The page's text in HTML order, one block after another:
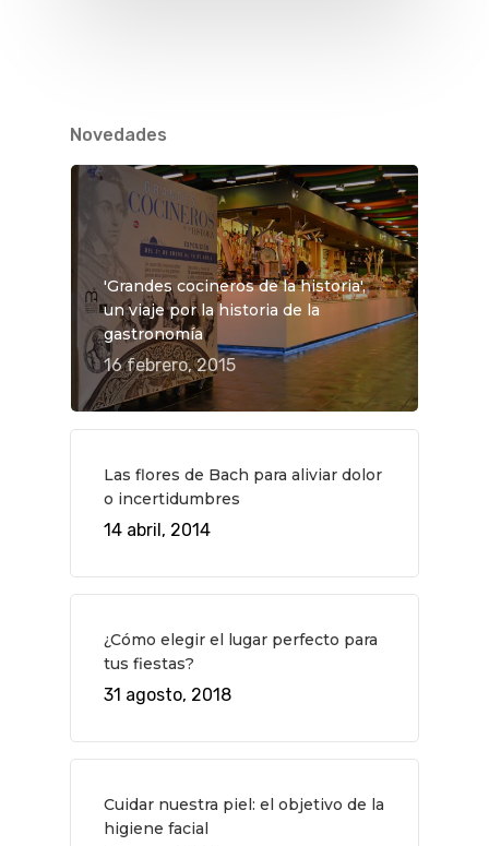
Novedades
'Grandes cocineros de la historia',
un viaje por la historia de la
gastronomía
16 febrero, 2015
Las flores de Bach para aliviar dolor
o incertidumbres
14 abril, 2014
¿Cómo elegir el lugar perfecto para
tus fiestas?
31 agosto, 2018
Cuidar nuestra piel: el objetivo de la
higiene facial
QUÉ HACER
Música
Bares Y Cafés
Gastro
CONTACTO